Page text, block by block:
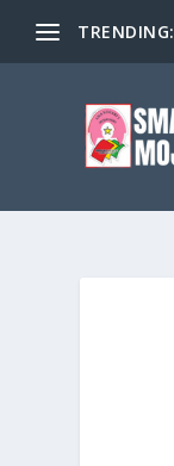
TRENDING: